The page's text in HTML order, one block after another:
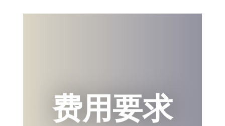
费用要求